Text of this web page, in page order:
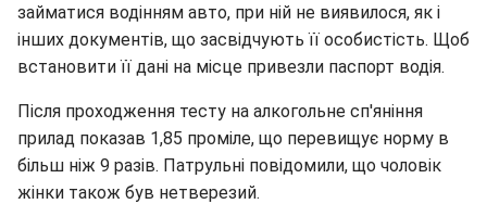
займатися водінням авто, при ній не виявилося, як і
інших документів, що засвідчують її особистість. Щоб
встановити її дані на місце привезли паспорт водія.
Після проходження тесту на алкогольне сп'яніння
прилад показав 1,85 проміле, що перевищує норму в
більш ніж 9 разів. Патрульні повідомили, що чоловік
жінки також був нетверезий.